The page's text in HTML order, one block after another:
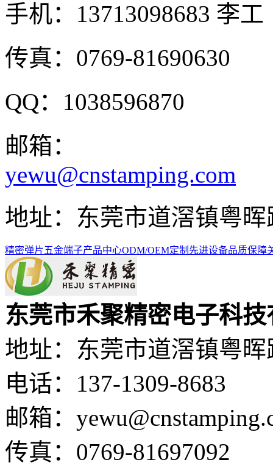
手机： 13713098683 李工
传真：0769-81690630
QQ：1038596870
邮箱：
yewu@cnstamping.com
地址：东莞市道滘镇粤晖
精密弹片五金端子产品中心ODM/OEM定制 先进设备品质保障
东莞市禾聚精密电子科
地址：东莞市道滘镇粤晖
电话：137-1309-8683
邮箱：
传真：0769-81697092